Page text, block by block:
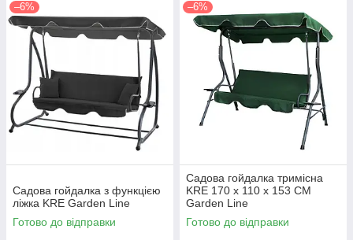
–6%
Садова гойдалка з функцією
ліжка KRE Garden Line
Готово до відправки
–6%
Садова гойдалка тримісна
KRE 170 x 110 x 153 CM
Garden Line
Готово до відправки